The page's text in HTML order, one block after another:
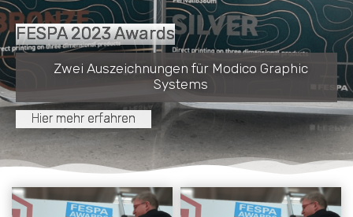
FESPA 2023 Awards
Zwei Auszeichnungen für Modico Graphic
Systems
Hier mehr erfahren